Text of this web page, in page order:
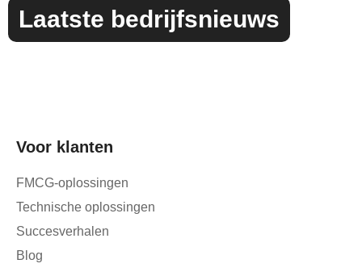
Laatste bedrijfsnieuws
Voor klanten
FMCG-oplossingen
Technische oplossingen
Succesverhalen
Blog